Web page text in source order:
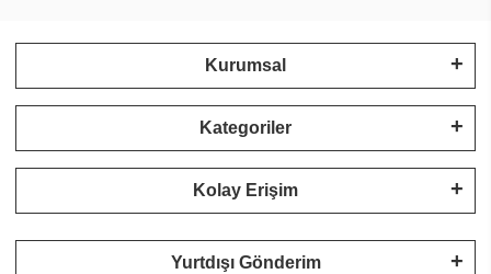
Kurumsal
Kategoriler
Kolay Erişim
Yurtdışı Gönderim